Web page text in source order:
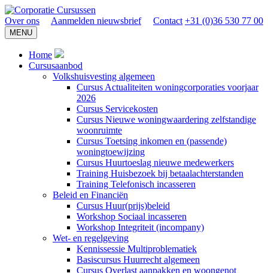
Over ons Aanmelden nieuwsbrief Contact +31 (0)36 530 77 00
MENU
Home
Cursusaanbod
Volkshuisvesting algemeen
Cursus Actualiteiten woningcorporaties voorjaar
2026
Cursus Servicekosten
Cursus Nieuwe woningwaardering zelfstandige
woonruimte
Cursus Toetsing inkomen en (passende)
woningtoewijzing
Cursus Huurtoeslag nieuwe medewerkers
Training Huisbezoek bij betaalachterstanden
Training Telefonisch incasseren
Beleid en Financiën
Cursus Huur(prijs)beleid
Workshop Sociaal incasseren
Workshop Integriteit (incompany)
Wet- en regelgeving
Kennissessie Multiproblematiek
Basiscursus Huurrecht algemeen
Cursus Overlast aanpakken en woongenot